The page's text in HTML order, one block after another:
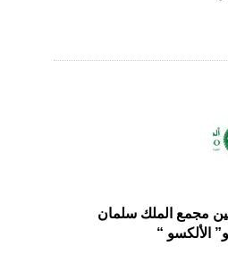
مجمع الملك سلمان
و” الألكسو “